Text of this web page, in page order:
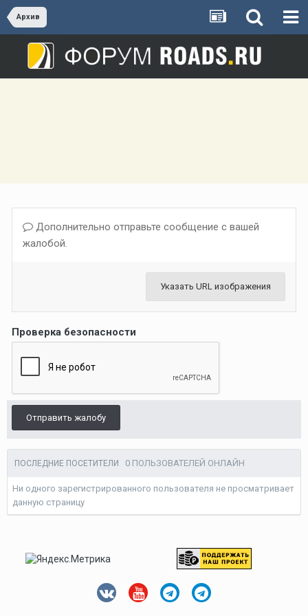
Архив
Дополнительно отправьте сообщение с вашей
жалобой.
Указать URL изображения
Проверка безопасности
Отправить жалобу
ПОСЛЕДНИЕ ПОСЕТИТЕЛИ 0 ПОЛЬЗОВАТЕЛЕЙ ОНЛАЙН
Ни одного зарегистрированного пользователя не просматривает
данную страницу